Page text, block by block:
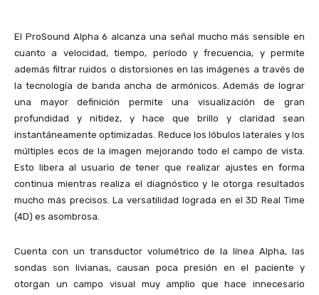
El ProSound Alpha 6 alcanza una señal mucho más sensible en
cuanto a velocidad, tiempo, período y frecuencia, y permite
además filtrar ruidos o distorsiones en las imágenes a través de
la tecnología de banda ancha de armónicos. Además de lograr
una mayor definición permite una visualización de gran
profundidad y nitidez, y hace que brillo y claridad sean
instantáneamente optimizadas. Reduce los lóbulos laterales y los
múltiples ecos de la imagen mejorando todo el campo de vista.
Esto libera al usuario de tener que realizar ajustes en forma
continua mientras realiza el diagnóstico y le otorga resultados
mucho más precisos. La versatilidad lograda en el 3D Real Time
(4D) es asombrosa.
Cuenta con un transductor volumétrico de la línea Alpha, las
sondas son livianas, causan poca presión en el paciente y
otorgan un campo visual muy amplio que hace innecesario